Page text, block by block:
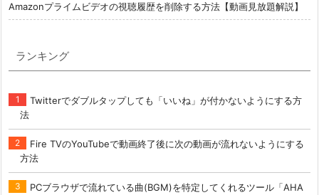
Amazonプライムビデオの視聴履歴を削除する方法【動画見放題解説】
ランキング
Twitterでダブルタップしても「いいね」が付かないようにする方
法
Fire TVのYouTubeで動画終了後に次の動画が流れないようにする
方法
PCブラウザで流れている曲(BGM)を特定してくれるツール「AHA